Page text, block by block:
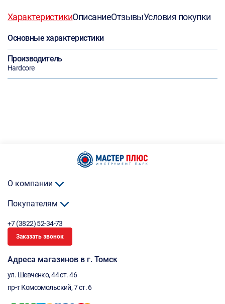
ХарактеристикиОписаниеОтзывыУсловия покупки
Основные характеристики
Производитель
Hardcore
О компании
Покупателям
+7 (3822) 52-34-73
Заказать звонок
Адреса магазинов в г. Томск
ул. Шевченко, 44 ст. 46
пр-т Комсомольский, 7 ст. 6